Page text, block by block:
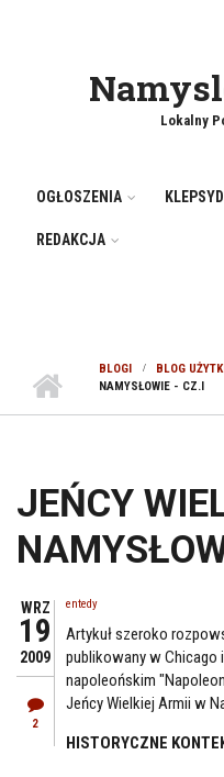
Lokalny
OGŁOSZENIA
REDAKCJA
BLOGI BLOG
NAMYSŁOWIE - CZ.I
JEŃCY
WRZ
19
2009
2
entedy
Artykuł szeroko
publikowany w Chicago
napoleońskim
Jeńcy Wielkiej Armii w
HISTORYCZNE